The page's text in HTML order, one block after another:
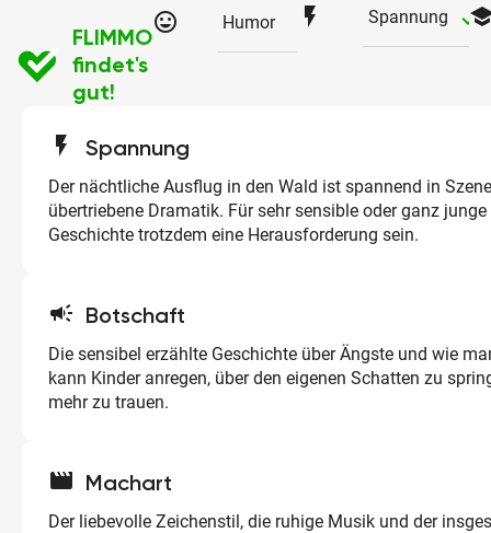
FLIMMO
findet's
gut!
tag_faces Humor flash_on Spannung
flash_on Spannung
Der nächtliche Ausflug in den Wald ist spannend in
übertriebene Dramatik. Für sehr sensible oder ganz
Geschichte trotzdem eine Herausforderung sein.
campaign Botschaft
Die sensibel erzählte Geschichte über Ängste und wie
kann Kinder anregen, über den eigenen Schatten zu
mehr zu trauen.
movie Machart
Der liebevolle Zeichenstil, die ruhige Musik und der